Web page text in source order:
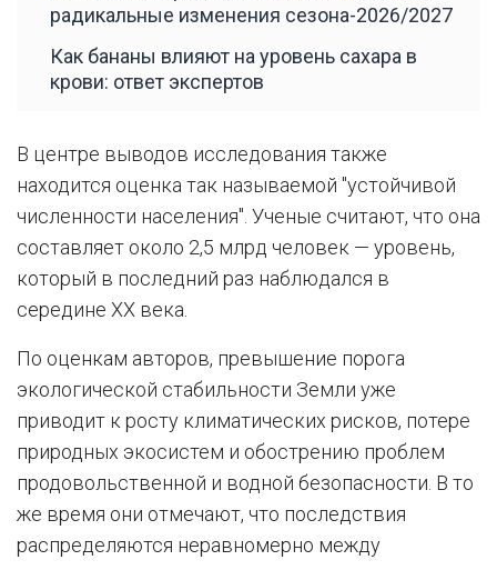
радикальные изменения сезона-2026/2027
Как бананы влияют на уровень сахара в
крови: ответ экспертов
В центре выводов исследования также
находится оценка так называемой "устойчивой
численности населения". Ученые считают, что она
составляет около 2,5 млрд человек — уровень,
который в последний раз наблюдался в
середине XX века.
По оценкам авторов, превышение порога
экологической стабильности Земли уже
приводит к росту климатических рисков, потере
природных экосистем и обострению проблем
продовольственной и водной безопасности. В то
же время они отмечают, что последствия
распределяются неравномерно между